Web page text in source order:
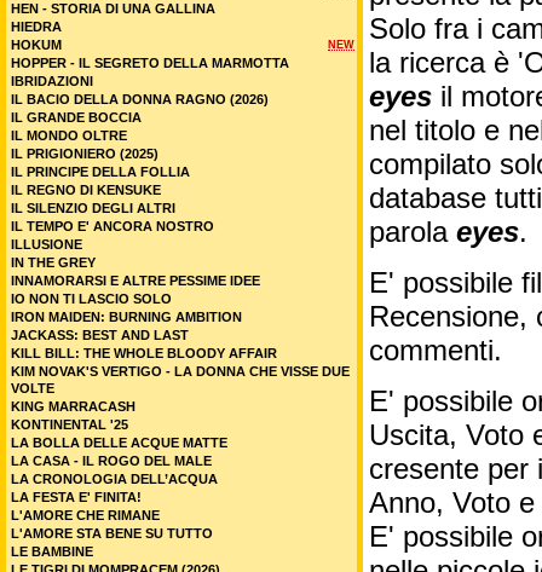
Solo fra i
la ricerca è
eyes il
nel titolo e
compilato
database
parola eyes.
E' possibile
Recensione,
commenti.
E' possibile
Uscita, Voto
cresente per
Anno, Voto
E' possibile
HEN - STORIA DI UNA GALLINA
HIEDRA
NEW
HOKUM
HOPPER - IL SEGRETO DELLA MARMOTTA
IBRIDAZIONI
IL BACIO DELLA DONNA RAGNO (2026)
IL GRANDE BOCCIA
IL MONDO OLTRE
IL PRIGIONIERO (2025)
IL PRINCIPE DELLA FOLLIA
IL REGNO DI KENSUKE
IL SILENZIO DEGLI ALTRI
IL TEMPO E' ANCORA NOSTRO
ILLUSIONE
IN THE GREY
INNAMORARSI E ALTRE PESSIME IDEE
IO NON TI LASCIO SOLO
IRON MAIDEN: BURNING AMBITION
JACKASS: BEST AND LAST
KILL BILL: THE WHOLE BLOODY AFFAIR
KIM NOVAK'S VERTIGO - LA DONNA CHE VISSE DUE
VOLTE
KING MARRACASH
KONTINENTAL '25
LA BOLLA DELLE ACQUE MATTE
LA CASA - IL ROGO DEL MALE
LA CRONOLOGIA DELL’ACQUA
LA FESTA E' FINITA!
L'AMORE CHE RIMANE
L'AMORE STA BENE SU TUTTO
LE BAMBINE